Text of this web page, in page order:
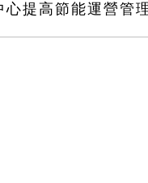
提高節能運營管理水